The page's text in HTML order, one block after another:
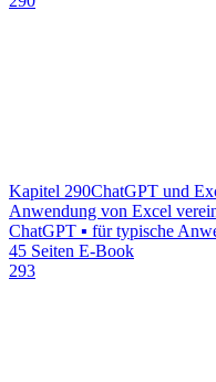
Kapitel 290ChatGPT und
Anwendung von Excel
ChatGPT ▪ für typische
45 Seiten E-Book
293